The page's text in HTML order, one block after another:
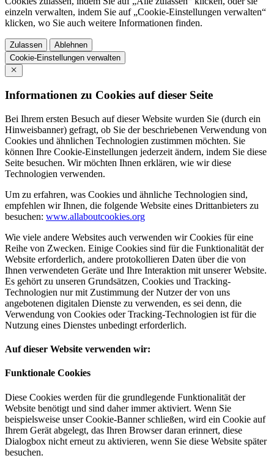
einzeln verwalten, indem Sie auf „Cookie-Einstellungen verwalten“
klicken, wo Sie auch weitere Informationen finden.
Zulassen
Ablehnen
Cookie-Einstellungen verwalten
Informationen zu Cookies auf dieser Seite
Bei Ihrem ersten Besuch auf dieser Website wurden Sie (durch ein
Hinweisbanner) gefragt, ob Sie der beschriebenen Verwendung von
Cookies und ähnlichen Technologien zustimmen möchten. Sie
können Ihre Cookie-Einstellungen jederzeit ändern, indem Sie diese
Seite besuchen. Wir möchten Ihnen erklären, wie wir diese
Technologien verwenden.
Um zu erfahren, was Cookies und ähnliche Technologien sind,
empfehlen wir Ihnen, die folgende Website eines Drittanbieters zu
besuchen: www.allaboutcookies.org
Wie viele andere Websites auch verwenden wir Cookies für eine
Reihe von Zwecken. Einige Cookies sind für die Funktionalität der
Website erforderlich, andere protokollieren Daten über die von
Ihnen verwendeten Geräte und Ihre Interaktion mit unserer Website.
Es gehört zu unseren Grundsätzen, Cookies und Tracking-
Technologien nur mit Zustimmung der Nutzer der von uns
angebotenen digitalen Dienste zu verwenden, es sei denn, die
Verwendung von Cookies oder Tracking-Technologien ist für die
Nutzung eines Dienstes unbedingt erforderlich.
Auf dieser Website verwenden wir:
Funktionale Cookies
Diese Cookies werden für die grundlegende Funktionalität der
Website benötigt und sind daher immer aktiviert. Wenn Sie
beispielsweise unser Cookie-Banner schließen, wird ein Cookie auf
Ihrem Gerät abgelegt, das Ihren Browser daran erinnert, diese
Dialogbox nicht erneut zu aktivieren, wenn Sie diese Website später
besuchen.